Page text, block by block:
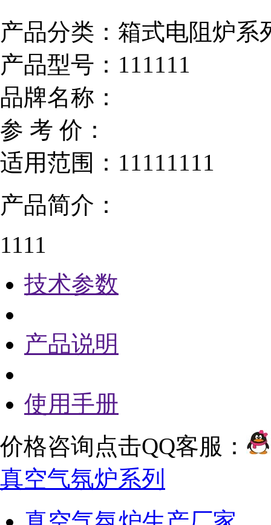
产品分类： 箱式电阻炉系
产品型号： 111111
品牌名称：
参 考 价：
适用范围： 11111111
产品简介：
1111
技术参数
产品说明
使用手册
价格咨询点击QQ客服：
真空气氛炉系列